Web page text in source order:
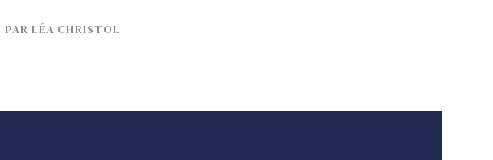
PARLÉA CHRISTOL